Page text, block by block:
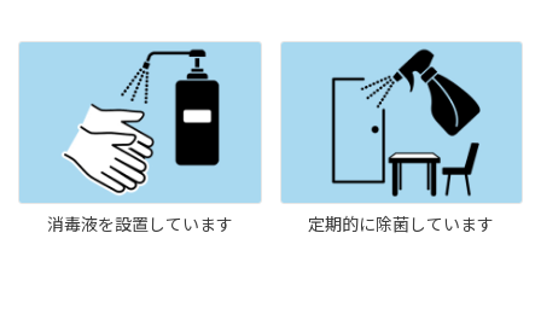
消毒液を設置しています 定期的に除菌しています